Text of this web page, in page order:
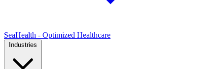
SeaHealth - Optimized Healthcare